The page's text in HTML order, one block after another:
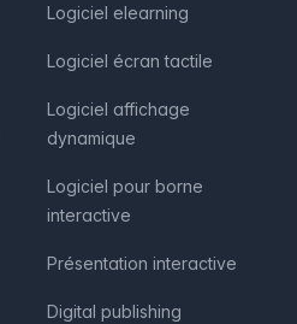
Logiciel elearning
Logiciel écran tactile
Logiciel affichage
dynamique
Logiciel pour borne
interactive
Présentation interactive
Digital publishing